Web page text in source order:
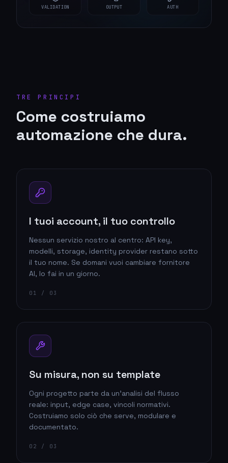
VALIDATION OUTPUT AUTH
TRE PRINCIPI
Come costruiamo
automazione che dura.
I tuoi account, il tuo controllo
Nessun servizio nostro al centro: API key,
modelli, storage, identity provider restano sotto
il tuo nome. Se domani vuoi cambiare fornitore
AI, lo fai in un giorno.
0 1 / 03
Su misura, non su template
Ogni progetto parte da un'analisi del flusso
reale: input, edge case, vincoli normativi.
Costruiamo solo ciò che serve, modulare e
documentato.
0 2 / 03